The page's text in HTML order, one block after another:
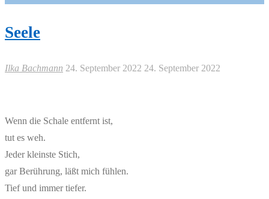
Seele
Ilka Bachmann 24. September 2022 24. September 2022
Wenn die Schale entfernt ist,
tut es weh.
Jeder kleinste Stich,
gar Berührung, läßt mich fühlen.
Tief und immer tiefer.